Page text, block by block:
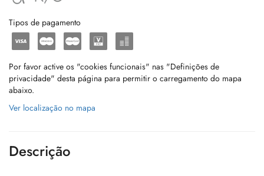
Tipos de pagamento
Por favor active os "cookies funcionais" nas "Definições de
privacidade" desta página para permitir o carregamento do mapa
abaixo.
Ver localização no mapa
Descrição